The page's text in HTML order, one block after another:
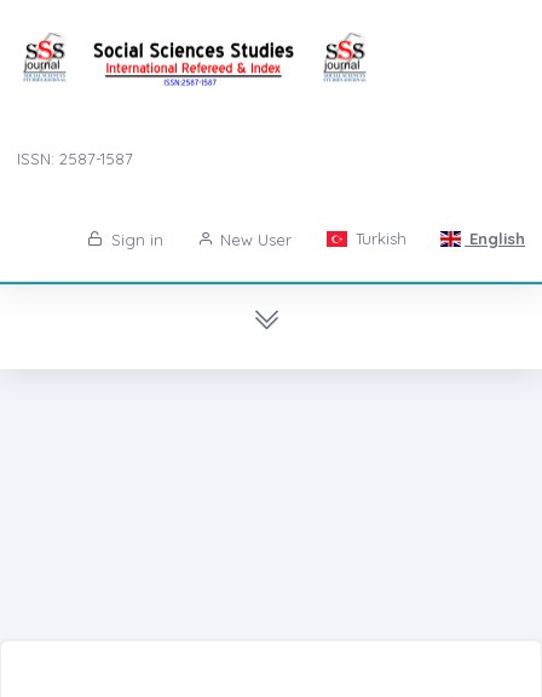
ISSN: 2587-1587
Sign in New User Turkish English